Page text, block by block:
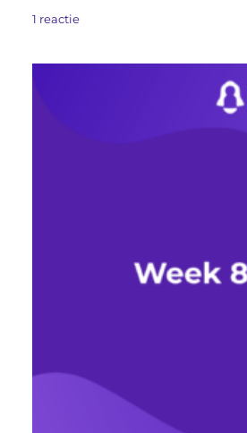
1 reactie